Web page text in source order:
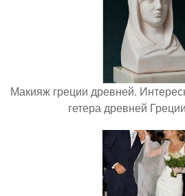
Макияж греции древней.
гетера древней